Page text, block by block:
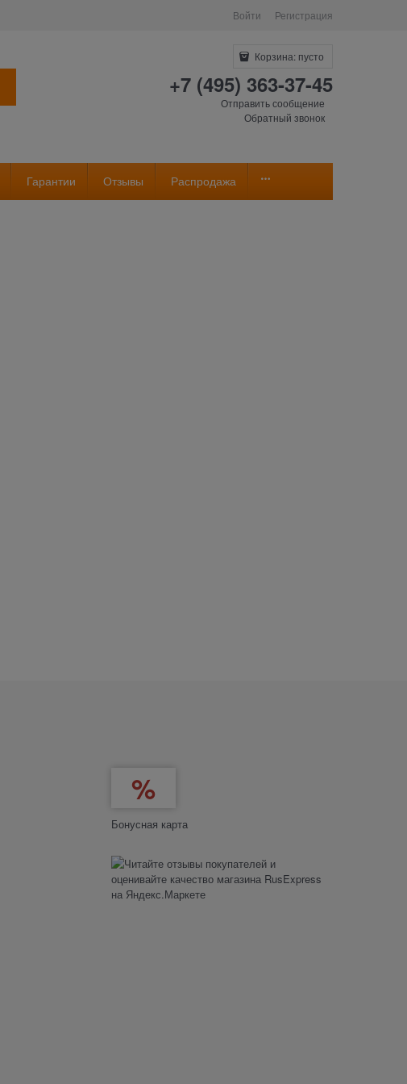
Войти Регистрация
Корзина: пусто
+7 (495) 363-37-45
Отправить сообщение
Обратный звонок
Гарантии Отзывы Распродажа
Бонусная карта